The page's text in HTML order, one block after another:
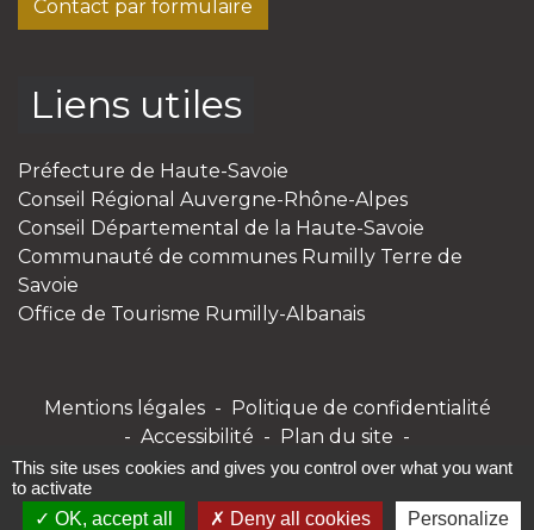
Contact par formulaire
Liens utiles
Préfecture de Haute-Savoie
Conseil Régional Auvergne-Rhône-Alpes
Conseil Départemental de la Haute-Savoie
Communauté de communes Rumilly Terre de
Savoie
Office de Tourisme Rumilly-Albanais
Mentions légales -
Politique de confidentialité
- Accessibilité - Plan du site -
Gestion des cookies
This site uses cookies and gives you control over what you want
to activate
OK, accept all
Deny all cookies Personalize